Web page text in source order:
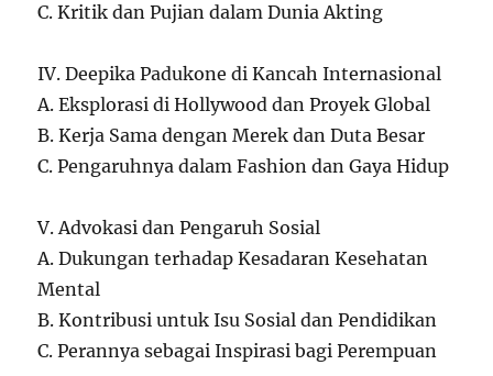
C. Kritik dan Pujian dalam Dunia Akting
IV. Deepika Padukone di Kancah Internasional
A. Eksplorasi di Hollywood dan Proyek Global
B. Kerja Sama dengan Merek dan Duta Besar
C. Pengaruhnya dalam Fashion dan Gaya Hidup
V. Advokasi dan Pengaruh Sosial
A. Dukungan terhadap Kesadaran Kesehatan
Mental
B. Kontribusi untuk Isu Sosial dan Pendidikan
C. Perannya sebagai Inspirasi bagi Perempuan